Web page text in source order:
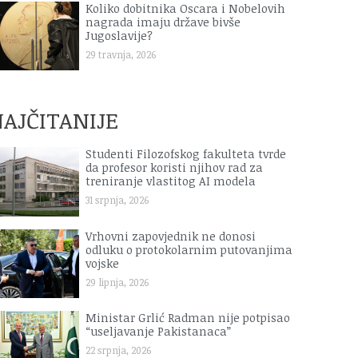
Koliko dobitnika Oscara i Nobelovih
nagrada imaju države bivše
Jugoslavije?
29 travnja, 2026
Studenti Filozofskog fakulteta tvrde
da profesor koristi njihov rad za
treniranje vlastitog AI modela
31 srpnja, 2026
Vrhovni zapovjednik ne donosi
odluku o protokolarnim putovanjima
vojske
29 lipnja, 2026
Ministar Grlić Radman nije potpisao
“useljavanje Pakistanaca”
22 srpnja, 2026